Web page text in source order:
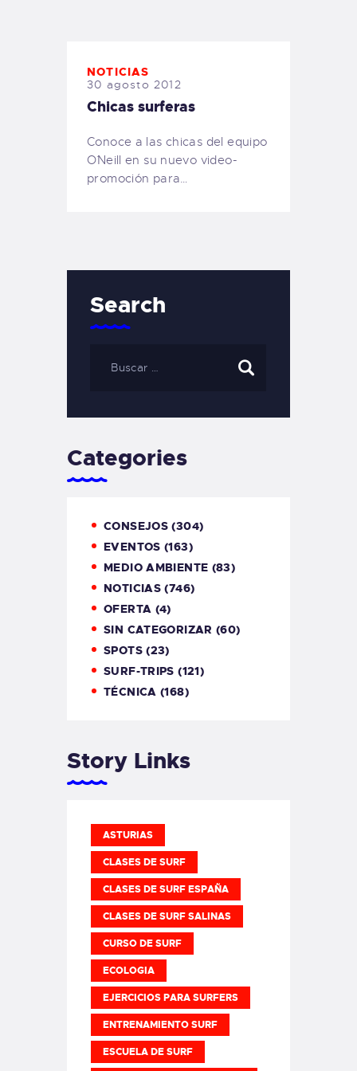
NOTICIAS
30 agosto 2012
Chicas surferas
Conoce a las chicas del equipo
O´Neill en su nuevo video-
promoción para…
Search
Categories
CONSEJOS (304)
EVENTOS (163)
MEDIO AMBIENTE (83)
NOTICIAS (746)
OFERTA (4)
SIN CATEGORIZAR (60)
SPOTS(23)
SURF-TRIPS (121)
TÉCNICA (168)
Story Links
ASTURIAS
CLASES DE SURF
CLASES DE SURF ESPAÑA
CLASES DE SURF SALINAS
CURSO DE SURF
ECOLOGIA
EJERCICIOS PARA SURFERS
ENTRENAMIENTO SURF
ESCUELA DE SURF